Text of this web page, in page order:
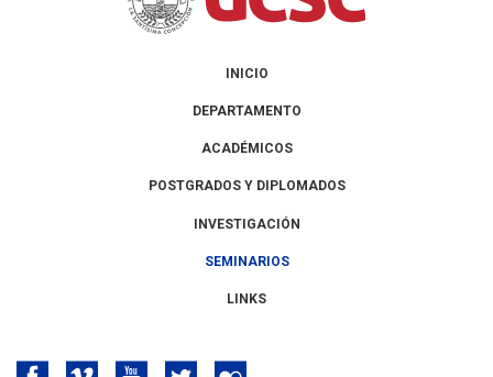
INICIO
DEPARTAMENTO
ACADÉMICOS
POSTGRADOS Y DIPLOMADOS
INVESTIGACIÓN
SEMINARIOS
LINKS